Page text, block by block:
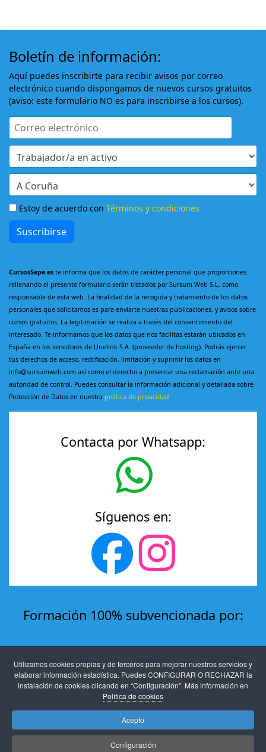
Utilizamos cookies propias y de terceros para mejorar nuestros servicios y
elaborar información estadística. Puedes CONFIGURAR O RECHAZAR la
instalación de cookies clicando en “Configuración". Más información en
Política de cookies
Acepto
Configuración
Boletín de información:
Aquí puedes inscribirte para recibir avisos por correo
electrónico cuando dispongamos de nuevos cursos gratuitos
(aviso: este formulario NO es para inscribirse a los cursos).
Estoy de acuerdo con Términos y condiciones
Suscribirse
CursosSepe.es te informa que los datos de carácter personal que proporciones
rellenando el presente formulario serán tratados por Sursum Web S.L. como
responsable de esta web. La finalidad de la recogida y tratamiento de los datos
personales que solicitamos es para enviarte nuestras publicaciones, y avisos sobre
cursos gratuitos. La legitimación se realiza a través del consentimiento del
interesado. Te informamos que los datos que nos facilitas estarán ubicados en
España en los servidores de Unelink S.A. (proveedor de hosting). Podrás ejercer
tus derechos de acceso, rectificación, limitación y suprimir los datos en
info@sursumweb.com así como el derecho a presentar una reclamación ante una
autoridad de control. Puedes consultar la información adicional y detallada sobre
Protección de Datos en nuestra política de privacidad.
Contacta por Whatsapp:
Síguenos en:
Formación 100% subvencionada por:
Aviso legal-Protección de datos-Políticas de